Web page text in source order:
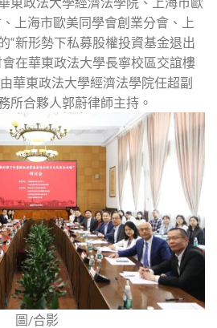
上海市歐美同學會創業分會、上
“新形勢下私募股權投資基金退出
在華東政法大學長寧校區交誼樓
華東政法大學經濟法學院任超副
所合夥人郭蔚律師主持。
圖/合影